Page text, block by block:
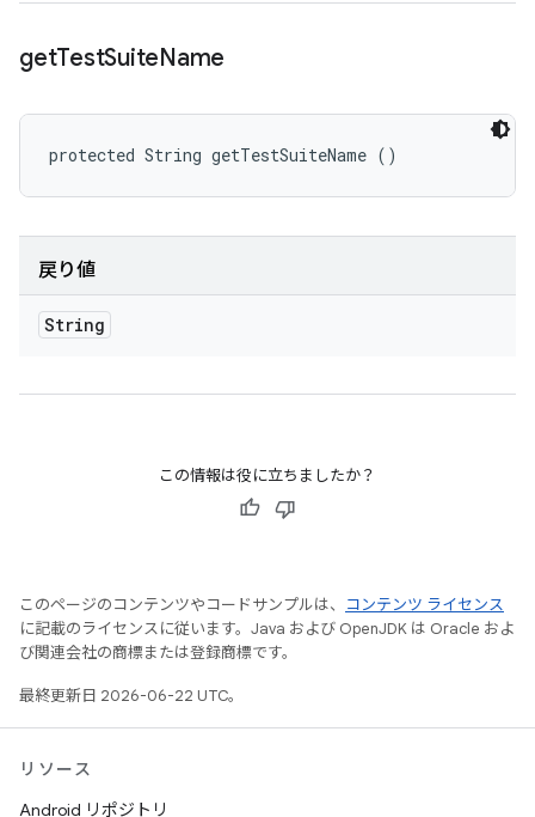
getTestSuiteName
protected String getTestSuiteName ()
戻り値
String
この情報は役に立ちましたか？
このページのコンテンツやコードサンプルは、
コンテンツ ライセンス
に記載のライセンスに従います。Java および OpenJDK は Oracle およ
び関連会社の商標または登録商標です。
最終更新日 2026-06-22 UTC。
リソース
Android リポジトリ